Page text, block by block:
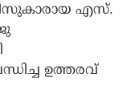
എസ്.
ഉത്തരവ്